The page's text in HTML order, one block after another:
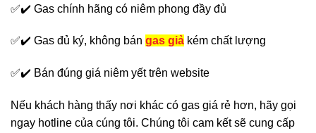
✅✔️ Gas chính hãng có niêm phong đầy đủ
✅✔️ Gas đủ ký, không bán gas giả kém chất lượng
✅✔️ Bán đúng giá niêm yết trên website
Nếu khách hàng thấy nơi khác có gas giá rẻ hơn, hãy gọi
ngay hotline của cúng tôi. Chúng tôi cam kết sẽ cung cấp